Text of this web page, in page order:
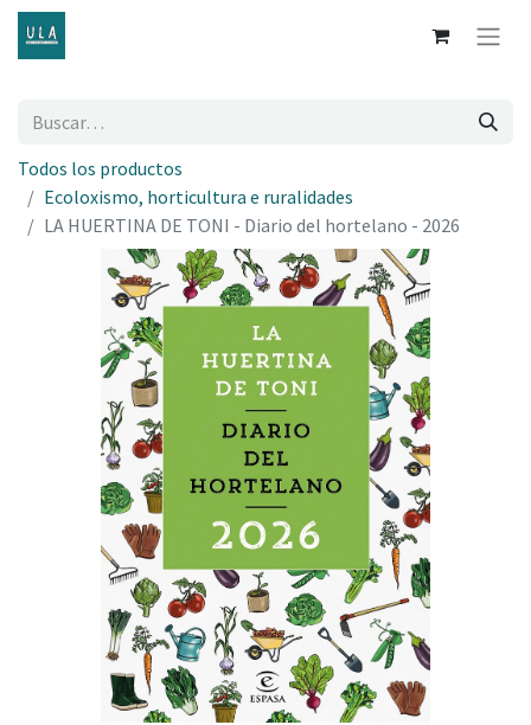
Todos los productos
Ecoloxismo, horticultura e ruralidades
LA HUERTINA DE TONI - Diario del hortelano - 2026